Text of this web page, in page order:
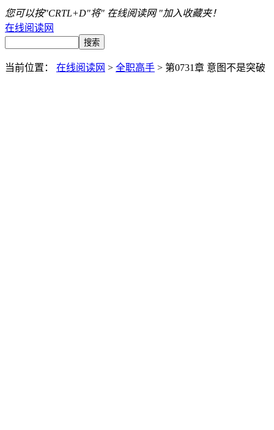
您可以按"CRTL+D"将" 在线阅读网 "加入收藏夹！
在线阅读网
当前位置： 在线阅读网 > 全职高手 > 第0731章 意图不是突破